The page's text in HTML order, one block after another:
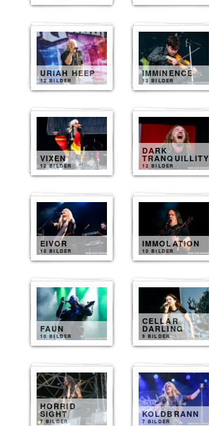
URIAH HEEP
12 BILDER
IMMINENCE
12 BILDER
VIXEN
12 BILDER
DARK
TRANQUILLITY
12 BILDER
EIVOR
10 BILDER
IMMOLATION
10 BILDER
FAUN
10 BILDER
CELLAR
DARLING
9 BILDER
HORRID
SIGHT
7 BILDER
KOLDBRANN
7 BILDER